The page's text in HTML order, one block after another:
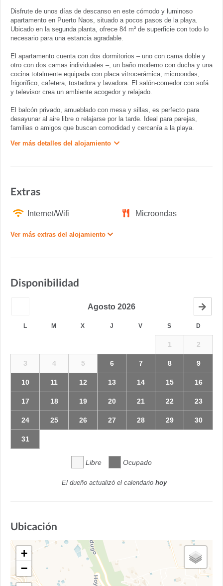
Disfrute de unos días de descanso en este cómodo y luminoso
apartamento en Puerto Naos, situado a pocos pasos de la playa.
Ubicado en la segunda planta, ofrece 84 m² de superficie con todo lo
necesario para una estancia agradable.
El apartamento cuenta con dos dormitorios – uno con cama doble y
otro con dos camas individuales –, un baño moderno con ducha y una
cocina totalmente equipada con placa vitrocerámica, microondas,
frigorífico, cafetera, tostadora y lavadora. El salón-comedor con sofá
y televisor crea un ambiente acogedor y relajado.
El balcón privado, amueblado con mesa y sillas, es perfecto para
desayunar al aire libre o relajarse por la tarde. Ideal para parejas,
familias o amigos que buscan comodidad y cercanía a la playa.
Ver más detalles del alojamiento
Extras
Internet/Wifi Microondas
Ver más extras del alojamiento
Disponibilidad
Agosto 2026
L M X J V S D
1 2
3 4 5 6 7 8 9
10 11 12 13 14 15 16
17 18 19 20 21 22 23
24 25 26 27 28 29 30
31
Libre Ocupado
El dueño actualizó el calendario hoy
Ubicación
+
−